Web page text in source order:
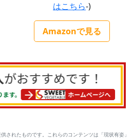
はこちら-)
Amazonで見る
されたものです。これらのコンテンツは「現状有姿」